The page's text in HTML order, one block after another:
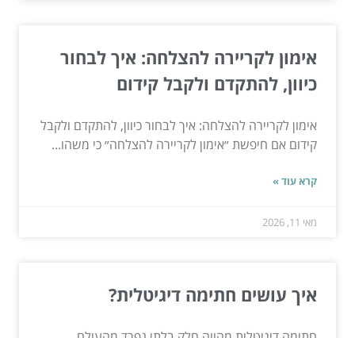
אימון לקריירה להצלחה: איך לבחור
כיוון, להתקדם ולקבל קידום
אימון לקריירה להצלחה: איך לבחור כיוון, להתקדם ולקבל
קידום אם חיפשת ״אימון לקריירה להצלחה״ כי משהו...
קרא עוד »
מאי 11, 2026
איך עושים חתימה דיגיטלית?